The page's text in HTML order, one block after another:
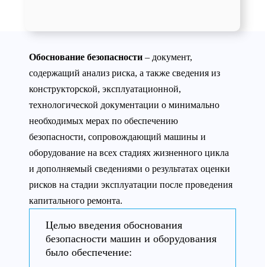
Обоснование безопасности – документ,
содержащий анализ риска, а также сведения из
конструкторской, эксплуатационной,
технологической документации о минимально
необходимых мерах по обеспечению
безопасности, сопровождающий машины и
оборудование на всех стадиях жизненного цикла
и дополняемый сведениями о результатах оценки
рисков на стадии эксплуатации после проведения
капитального ремонта.
Целью введения обоснования
безопасности машин и оборудования
было обеспечение: